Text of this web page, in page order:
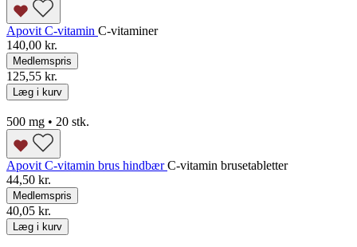
Apovit C-vitamin C-vitaminer
140,00 kr.
Medlemspris
125,55 kr.
Læg i kurv
500 mg • 20 stk.
Apovit C-vitamin brus hindbærC-vitamin brusetabletter
44,50 kr.
Medlemspris
40,05 kr.
Læg i kurv